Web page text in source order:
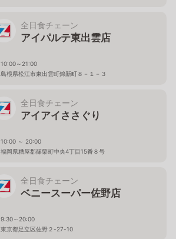
全日食チェーン
アイパルテ東出雲店
10:00～21:00
島根県松江市東出雲町錦新町８－１－３
全日食チェーン
アイアイささぐり
10:00 ～ 20:00
福岡県糟屋郡篠栗町中央4丁目15番８号
全日食チェーン
ベニースーパー佐野店
9:30～20:00
東京都足立区佐野２-27-10